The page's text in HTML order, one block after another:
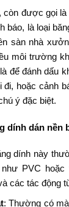
còn được gọi
báo, là loại
sàn nhà
môi trường
để đánh dấu
đi, hoặc cảnh
ý đặc biệt.
dính dán nền
dính này
PVC
các tác động
: Thường có